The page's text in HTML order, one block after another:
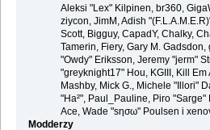
Aleksi "Lex" Kilpinen, br360,
ziycon, JimM, Adish
Scott, Bigguy, CapadY, Chalky,
Tamerin, Fiery, Gary M. Gadsdon,
"Owdy" Eriksson, Jeremy "jerm"
"greyknight17" Hou, KGIII, Kill Em
Mashby, Mick G., Michele "Illori"
"Ha²", Paul_Pauline, Piro "Sarge"
Ace, Wade "sησω" Poulsen i
Modderzy